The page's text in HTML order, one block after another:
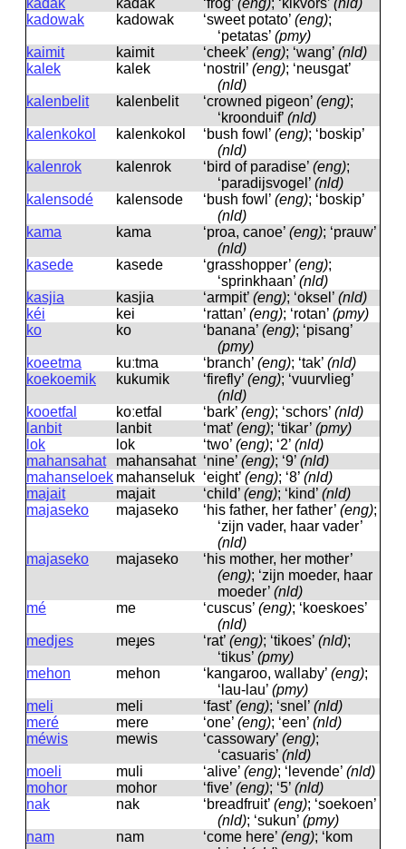
kadak
kadak ‘frog’ (eng); ‘kikvors’ (nld)
kadowak
kadowak ‘sweet potato’ (eng);
‘petatas’ (pmy)
kaimit
kaimit ‘cheek’ (eng); ‘wang’ (nld)
kalek
kalek ‘nostril’ (eng); ‘neusgat’
(nld)
kalenbelit
kalenbelit ‘crowned pigeon’ (eng);
‘kroonduif’ (nld)
kalenkokol
kalenkokol ‘bush fowl’ (eng); ‘boskip’
(nld)
kalenrok
kalenrok ‘bird of paradise’ (eng);
‘paradijsvogel’ (nld)
kalensodé
kalensode ‘bush fowl’ (eng); ‘boskip’
(nld)
kama
kama ‘proa, canoe’ (eng); ‘prauw’
(nld)
kasede
kasede ‘grasshopper’ (eng);
‘sprinkhaan’ (nld)
kasjia
kasjia ‘armpit’ (eng); ‘oksel’ (nld)
kéi
kei ‘rattan’ (eng); ‘rotan’ (pmy)
ko
ko ‘banana’ (eng); ‘pisang’
(pmy)
koeetma
kuːtma ‘branch’ (eng); ‘tak’ (nld)
koekoemik
kukumik ‘firefly’ (eng); ‘vuurvlieg’
(nld)
kooetfal
koːetfal ‘bark’ (eng); ‘schors’ (nld)
lanbit
lanbit ‘mat’ (eng); ‘tikar’ (pmy)
lok
lok ‘two’ (eng); ‘2’ (nld)
mahansahat
mahansahat ‘nine’ (eng); ‘9’ (nld)
mahanseloek mahanseluk ‘eight’ (eng); ‘8’ (nld)
majait
majait ‘child’ (eng); ‘kind’ (nld)
majaseko
majaseko ‘his father, her father’ (eng);
‘zijn vader, haar vader’
(nld)
majaseko
majaseko
‘his mother, her mother’
(eng); ‘zijn moeder, haar
moeder’ (nld)
mé
me ‘cuscus’ (eng); ‘koeskoes’
(nld)
medjes
meɟes ‘rat’ (eng); ‘tikoes’ (nld);
‘tikus’ (pmy)
mehon
mehon ‘kangaroo, wallaby’ (eng);
‘lau-lau’ (pmy)
meli
meli ‘fast’ (eng); ‘snel’ (nld)
meré
mere ‘one’ (eng); ‘een’ (nld)
méwis
mewis ‘cassowary’ (eng);
‘casuaris’ (nld)
moeli
muli ‘alive’ (eng); ‘levende’ (nld)
mohor
mohor ‘five’ (eng); ‘5’ (nld)
nak
nak ‘breadfruit’ (eng); ‘soekoen’
(nld); ‘sukun’ (pmy)
nam
nam ‘come here’ (eng); ‘kom